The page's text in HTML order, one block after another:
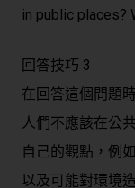
in public places?
回答技巧 3
在回答這個問題
人們不應該在公
自己的觀點，例
以及可能對環境